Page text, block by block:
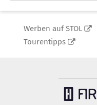
Werben auf STOL
Tourentipps